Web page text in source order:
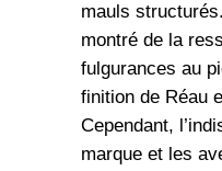
mauls
montré de la
fulgurances au
finition de Réau
Cependant,
marque et les